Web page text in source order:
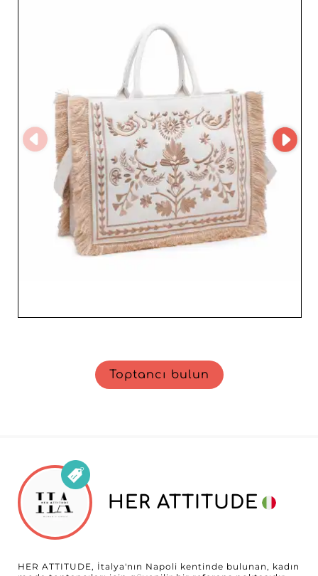
ürünlerini tedarik etmek kolaylaşır.
Toptancı bulun
HER ATTITUDE
HER ATTITUDE, İtalya'nın Napoli kentinde bulunan, kadın